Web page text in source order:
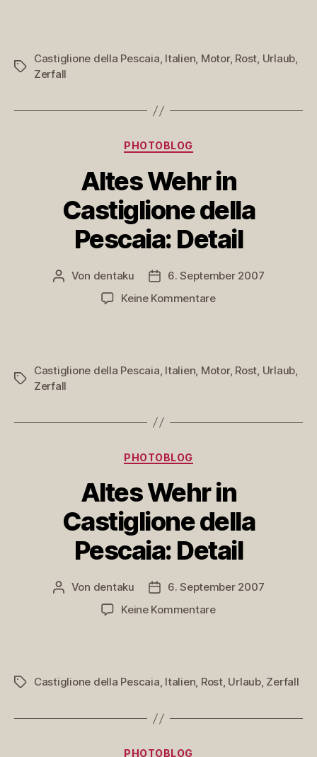
della
Schlagwörter
Castiglione della Pescaia, Italien, Motor, Rost, Urlaub,
Zerfall
Kategorien
PHOTOBLOG
Altes Wehr in
Castiglione della
Pescaia: Detail
Beitragsautor
Von dentaku Veröffentlichungsdatum
6. September 2007
Keine Kommentarezu
della
Schlagwörter
Castiglione della Pescaia Italien Motor, Rost Urlaub
Zerfall
Kategorien
PHOTOBLOG
Altes Wehr in
Castiglione della
Pescaia: Detail
Beitragsautor
Von dentaku Veröffentlichungsdatum
6. September 2007
Keine Kommentarezu
della
Detail
Schlagwörter
Castiglione della Pescaia, Italien, Rost, Urlaub, Zerfall
Kategorien
PHOTOBLOG